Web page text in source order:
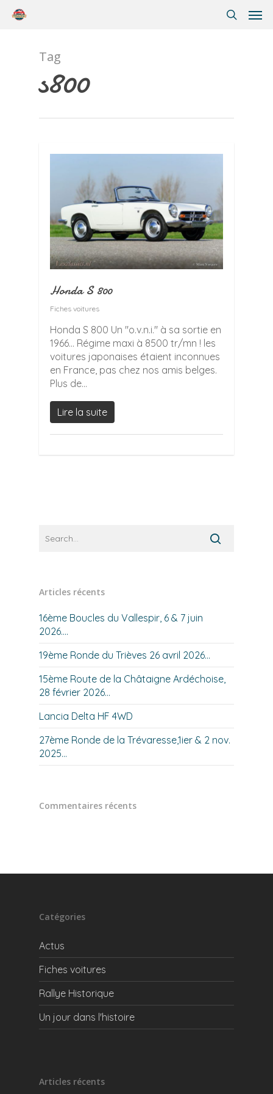
Tag
s800
Honda S 800
Fiches voitures
Honda S 800 Un "o.v.n.i." à sa sortie en
1966... Régime maxi à 8500 tr/mn ! les
voitures japonaises étaient inconnues
en France, pas chez nos amis belges.
Plus de...
Lire la suite
Articles récents
16ème Boucles du Vallespir, 6 & 7 juin
2026….
19ème Ronde du Trièves 26 avril 2026…
15ème Route de la Châtaigne Ardéchoise,
28 février 2026…
Lancia Delta HF 4WD
27ème Ronde de la Trévaresse,1ier & 2 nov.
2025…
Commentaires récents
Catégories
Actus
Fiches voitures
Rallye Historique
Un jour dans l'histoire
Articles récents